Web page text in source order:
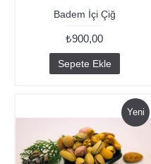
Badem İçi Çiğ
₺900,00
Sepete Ekle
Yeni